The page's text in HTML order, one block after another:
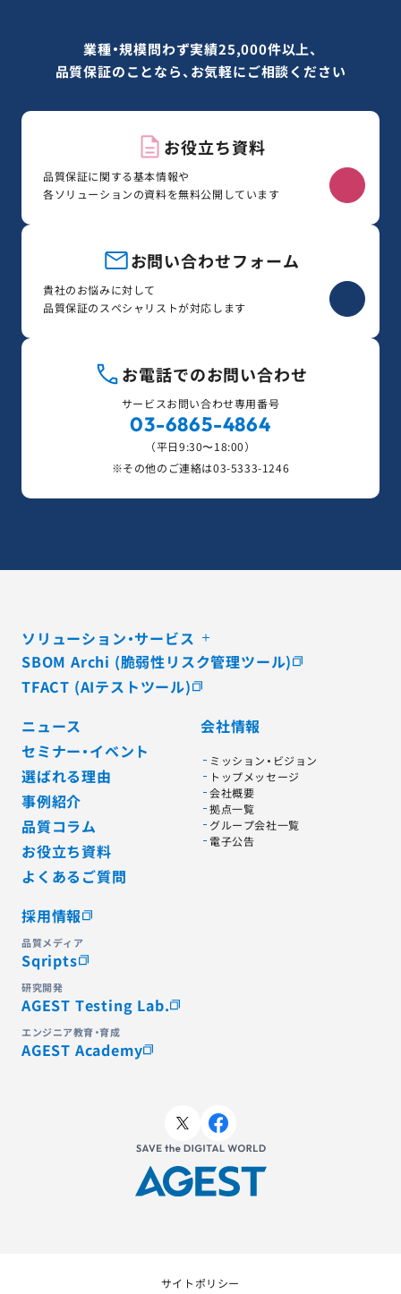
業種・規模問わず実績25,000件以上、
品質保証のことなら、お気軽にご相談ください
お役立ち資料
品質保証に関する基本情報や
各ソリューションの資料を無料公開しています
お問い合わせフォーム
貴社のお悩みに対して
品質保証のスペシャリストが対応します
お電話でのお問い合わせ
サービスお問い合わせ専用番号
03-6865-4864
（平日9:30〜18:00）
※その他のご連絡は03-5333-1246
ソリューション・サービス
SBOM Archi (脆弱性リスク管理ツール)
TFACT (AIテストツール)
ニュース
セミナー・イベント
選ばれる理由
事例紹介
品質コラム
お役立ち資料
よくあるご質問
会社情報
ミッション・ビジョン
トップメッセージ
会社概要
拠点一覧
グループ会社一覧
電子公告
採用情報
品質メディア
Sqripts
研究開発
AGEST Testing Lab.
エンジニア教育・育成
AGEST Academy
サイトポリシー